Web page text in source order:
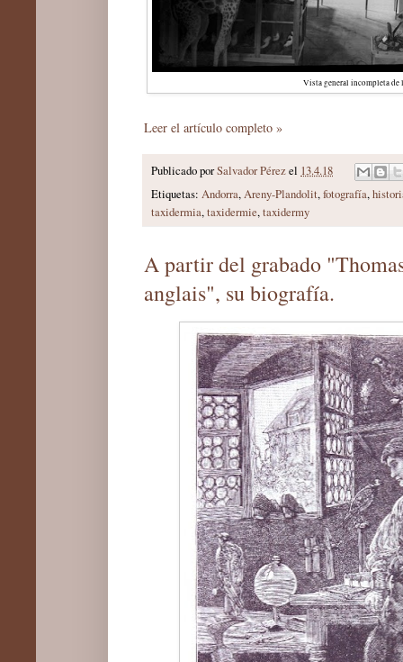
Vista general incompleta de
Leer el artículo completo »
Publicado porSalvador Pérezel 13.4.18
Etiquetas: Andorra,Areny-Plandolit,fotografía,
taxidermia,taxidermie,taxidermy
A partir del grabado
anglais", su biografía.